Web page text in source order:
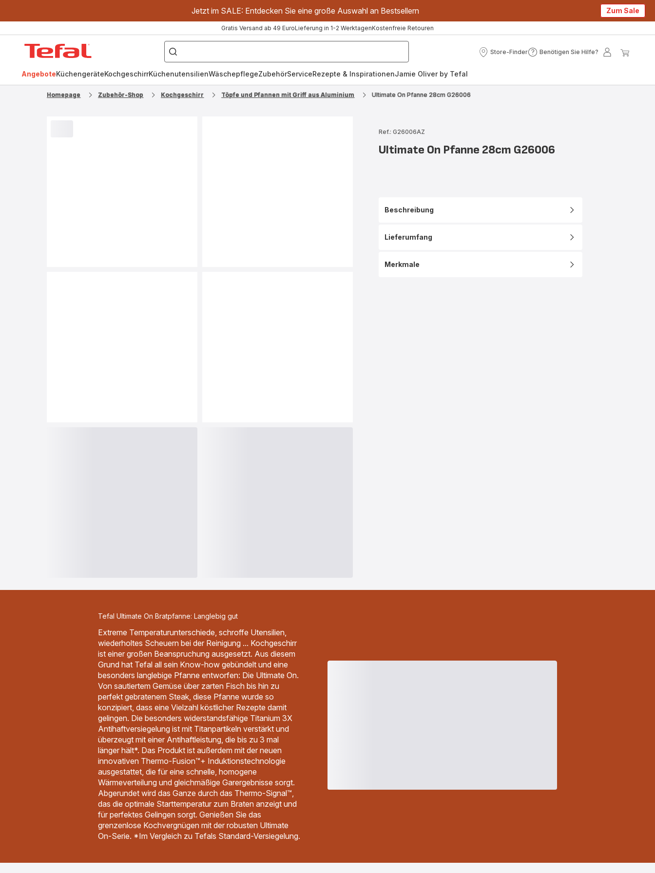
Jetzt im SALE: Entdecken Sie eine große Auswahl an Bestsellern Zum Sale
Gratis Versand ab 49 EuroLieferung in 1-2 WerktagenKostenfreie Retouren
["OptiGrill","Easy
Fry","Pfanne"]
Store-Finder
Store-
Benötigen Sie Hilfe?
Benötigen
Mein
AngeboteKüchengeräteKochgeschirrKüchenutensilienWäschepflegeZubehörServiceRezepte & InspirationenJamie Oliver by Tefal
Homepage Zubehör-Shop Kochgeschirr Töpfe und Pfannen mit Griff aus Aluminium Ultimate On Pfanne 28cm G26006
Ref.: G26006AZ
Ultimate On Pfanne 28cm G26006
Beschreibung
Lieferumfang
Merkmale
Tefal Ultimate On Bratpfanne: Langlebig gut
Extreme Temperaturunterschiede, schroffe Utensilien,
wiederholtes Scheuern bei der Reinigung ... Kochgeschirr
ist einer großen Beanspruchung ausgesetzt. Aus diesem
Grund hat Tefal all sein Know-how gebündelt und eine
besonders langlebige Pfanne entworfen: Die Ultimate On.
Von sautiertem Gemüse über zarten Fisch bis hin zu
perfekt gebratenem Steak, diese Pfanne wurde so
konzipiert, dass eine Vielzahl köstlicher Rezepte damit
gelingen. Die besonders widerstandsfähige Titanium 3X
Antihaftversiegelung ist mit Titanpartikeln verstärkt und
überzeugt mit einer Antihaftleistung, die bis zu 3 mal
länger hält*. Das Produkt ist außerdem mit der neuen
innovativen Thermo-Fusion™+ Induktionstechnologie
ausgestattet, die für eine schnelle, homogene
Wärmeverteilung und gleichmäßige Garergebnisse sorgt.
Abgerundet wird das Ganze durch das Thermo-Signal™,
das die optimale Starttemperatur zum Braten anzeigt und
für perfektes Gelingen sorgt. Genießen Sie das
grenzenlose Kochvergnügen mit der robusten Ultimate
On-Serie. *Im Vergleich zu Tefals Standard-Versiegelung.